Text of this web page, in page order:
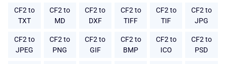
CF2 to
TXT
CF2 to
MD
CF2 to
DXF
CF2 to
TIFF
CF2 to
TIF
CF2 to
JPG
CF2 to
JPEG
CF2 to
PNG
CF2 to
GIF
CF2 to
BMP
CF2 to
ICO
CF2 to
PSD